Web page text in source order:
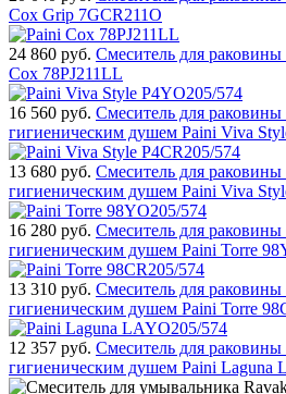
Cox Grip 7GCR211O
24 860 руб. Смеситель для
Cox 78PJ211LL
16 560 руб. Смеситель для раковины
гигиеническим душем Paini Viva
13 680 руб. Смеситель для раковины
гигиеническим душем Paini Viva
16 280 руб. Смеситель для раковины
гигиеническим душем Paini Torre
13 310 руб. Смеситель для раковины
гигиеническим душем Paini Torre
12 357 руб. Смеситель для раковины
гигиеническим душем Paini Laguna